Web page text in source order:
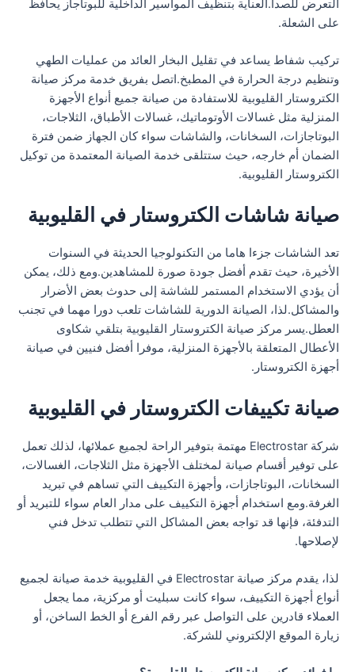
التعرض للصدأ.العناية بتنظيف المواسير الداخلية للبوتاجاز يحافظ
على الشعلة.
تركيب شفاط يساعد في تقليل البخار العائد من عمليات الطهي
وتنظيم درجة الحرارة في المطبخ.اتصل بفريق خدمة مركز صيانة
الكتروستار القليوبية للاستفادة من صيانة جميع أنواع الأجهزة
المنزلية مثل غسالات الأوتوماتيك، غسالات الأطباق، الثلاجات،
البوتاجازات، السخانات، والشاشات سواء كان الجهاز ضمن فترة
الضمان أم خارجه، حيث ستتلقى خدمة الصيانة المعتمدة من توكيل
الكتروستار القليوبية.
صيانة شاشات الكتروستار في القليوبية
تعد الشاشات جزءا هاما من التكنولوجيا الحديثة في السنوات
الأخيرة، حيث تقدم أفضل جودة صورة للمشاهدين.ومع ذلك، يمكن
أن يؤدي الاستخدام المستمر للشاشة إلى حدوث بعض الأضرار
والمشاكل.لذا، الصيانة الدورية للشاشات تلعب دورا مهما في تجنب
العطل.يسر مركز صيانة الكتروستار القليوبية بتلقي شكاوى
الأعطال المتعلقة بالأجهزة المنزلية، موفرا أفضل فنيين في صيانة
أجهزة الكتروستار.
صيانة تكييفات الكتروستار في القليوبية
شركة Electrostar مهتمة بتوفير الراحة لجميع عملائها، لذلك تعمل
على توفير أقسام صيانة لمختلف الأجهزة مثل الثلاجات، الغسالات،
السخانات، البوتاجازات، وأجهزة التكييف التي تساهم في تبريد
الغرفة.ومع استخدام أجهزة التكييف على مدار العام سواء للتبريد أو
التدفئة، فإنها قد تواجه بعض المشاكل التي تتطلب تدخل فني
لإصلاحها.
لذا، يقدم مركز صيانة Electrostar في القليوبية خدمة صيانة لجميع
أنواع أجهزة التكييف، سواء كانت سبليت أو مركزية، مما يجعل
العملاء قادرين على التواصل عبر رقم الفرع أو الخط الساخن، أو
زيارة الموقع الإلكتروني للشركة.